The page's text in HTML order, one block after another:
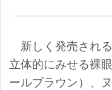
新しく発売され
立体的にみせる裸
ールブラウン）、